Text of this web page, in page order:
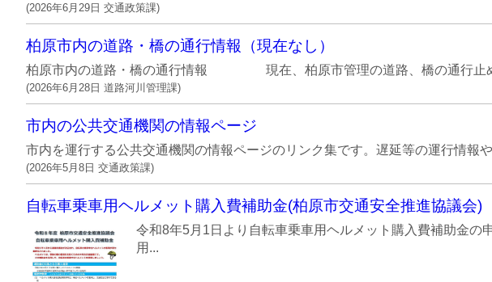
(2026年6月29日 交通政策課)
柏原市内の道路・橋の通行情報（現在なし）
柏原市内の道路・橋の通行情報 現在、柏原市管理の道路、橋の通行
(2026年6月28日 道路河川管理課)
市内の公共交通機関の情報ページ
市内を運行する公共交通機関の情報ページのリンク集です。遅延等の運行情
(2026年5月8日 交通政策課)
自転車乗車用ヘルメット購入費補助金(柏原市交通安全推進協議会)
令和8年5月1日より自転車乗車用ヘルメット購入費補助金
用...